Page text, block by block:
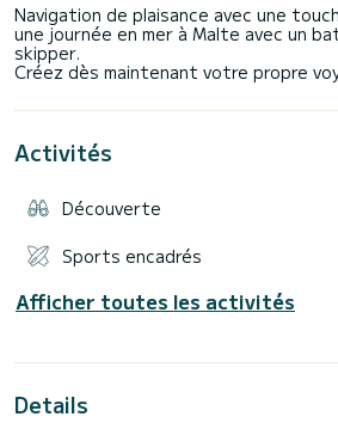
Navigation de plaisance avec une
une journée en mer à Malte avec un
skipper.
Activités
Découverte
Sports encadrés
Afficher toutes les activités
Details